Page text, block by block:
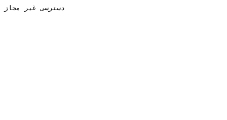
دسترسی غیر مجاز